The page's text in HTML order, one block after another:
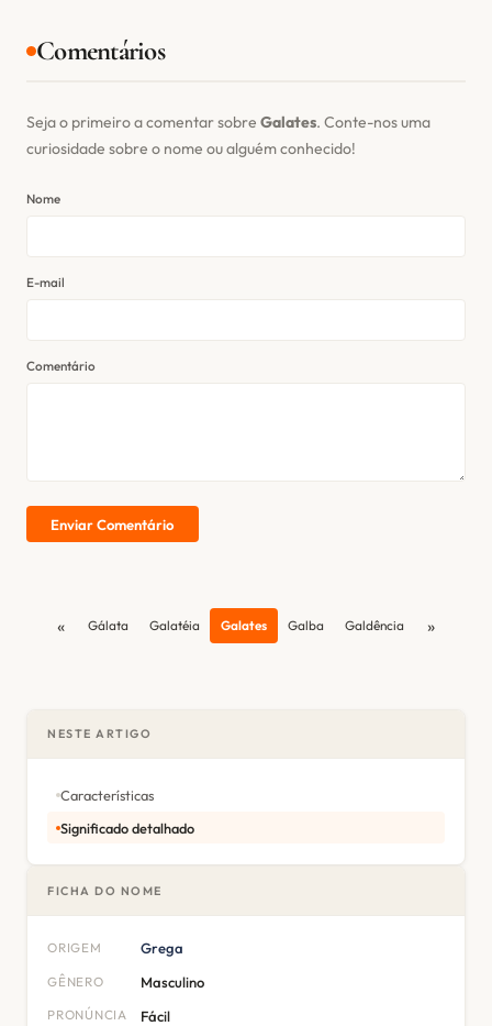
Comentários
Seja o primeiro a comentar sobre Galates. Conte-nos uma
curiosidade sobre o nome ou alguém conhecido!
Nome
E-mail
Comentário
Enviar Comentário
« Gálata Galatéia Galates Galba Galdência »
NESTE ARTIGO
Características
Significado detalhado
FICHA DO NOME
ORIGEM Grega
GÊNERO Masculino
PRONÚNCIA Fácil